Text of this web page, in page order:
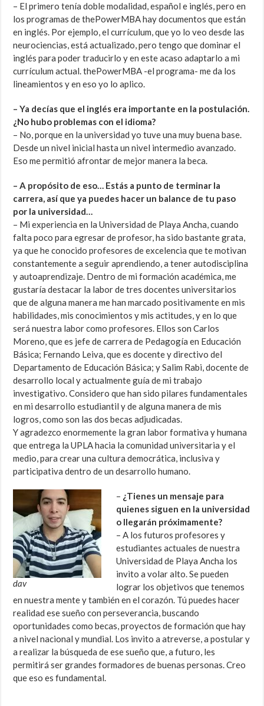
– El primero tenía doble modalidad, español e inglés, pero en
los programas de thePowerMBA hay documentos que están
en inglés. Por ejemplo, el currículum, que yo lo veo desde las
neurociencias, está actualizado, pero tengo que dominar el
inglés para poder traducirlo y en este acaso adaptarlo a mi
currículum actual. thePowerMBA -el programa- me da los
lineamientos y en eso yo lo aplico.
– Ya decías que el inglés era importante en la postulación.
¿No hubo problemas con el idioma?
– No, porque en la universidad yo tuve una muy buena base.
Desde un nivel inicial hasta un nivel intermedio avanzado.
Eso me permitió afrontar de mejor manera la beca.
– A propósito de eso… Estás a punto de terminar la
carrera, así que ya puedes hacer un balance de tu paso
por la universidad…
– Mi experiencia en la Universidad de Playa Ancha, cuando
falta poco para egresar de profesor, ha sido bastante grata,
ya que he conocido profesores de excelencia que te motivan
constantemente a seguir aprendiendo, a tener autodisciplina
y autoaprendizaje. Dentro de mi formación académica, me
gustaría destacar la labor de tres docentes universitarios
que de alguna manera me han marcado positivamente en mis
habilidades, mis conocimientos y mis actitudes, y en lo que
será nuestra labor como profesores. Ellos son Carlos
Moreno, que es jefe de carrera de Pedagogía en Educación
Básica; Fernando Leiva, que es docente y directivo del
Departamento de Educación Básica; y Salim Rabi, docente de
desarrollo local y actualmente guía de mi trabajo
investigativo. Considero que han sido pilares fundamentales
en mi desarrollo estudiantil y de alguna manera de mis
logros, como son las dos becas adjudicadas.
Y agradezco enormemente la gran labor formativa y humana
que entrega la UPLA hacia la comunidad universitaria y el
medio, para crear una cultura democrática, inclusiva y
participativa dentro de un desarrollo humano.
dav
– ¿Tienes un mensaje para
quienes siguen en la universidad
o llegarán próximamente?
– A los futuros profesores y
estudiantes actuales de nuestra
Universidad de Playa Ancha los
invito a volar alto. Se pueden
lograr los objetivos que tenemos
en nuestra mente y también en el corazón. Tú puedes hacer
realidad ese sueño con perseverancia, buscando
oportunidades como becas, proyectos de formación que hay
a nivel nacional y mundial. Los invito a atreverse, a postular y
a realizar la búsqueda de ese sueño que, a futuro, les
permitirá ser grandes formadores de buenas personas. Creo
que eso es fundamental.